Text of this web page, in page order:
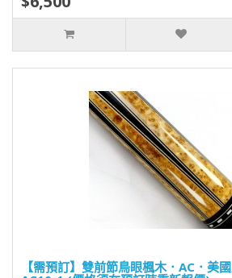
【需預訂】雙前節鳥眼楓木．AC．美